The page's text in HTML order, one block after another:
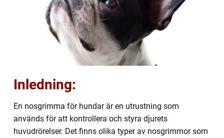
Inledning:
En nosgrimma för hundar är en utrustning som
används för att kontrollera och styra djurets
huvudrörelser. Det finns olika typer av nosgrimmor som